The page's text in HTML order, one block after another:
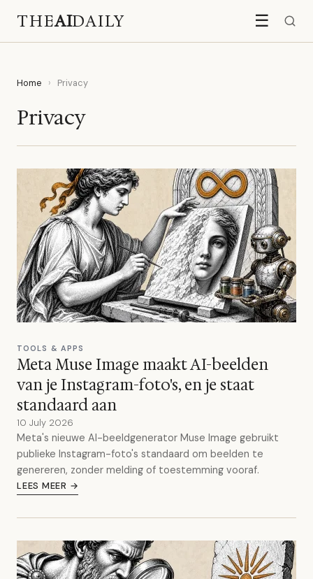
THEAIDAILY ☰
Home › Privacy
Privacy
TOOLS & APPS
Meta Muse Image maakt AI-beelden
van je Instagram-foto's, en je staat
standaard aan
10 July 2026
Meta's nieuwe AI-beeldgenerator Muse Image gebruikt
publieke Instagram-foto's standaard om beelden te
genereren, zonder melding of toestemming vooraf.
LEES MEER →